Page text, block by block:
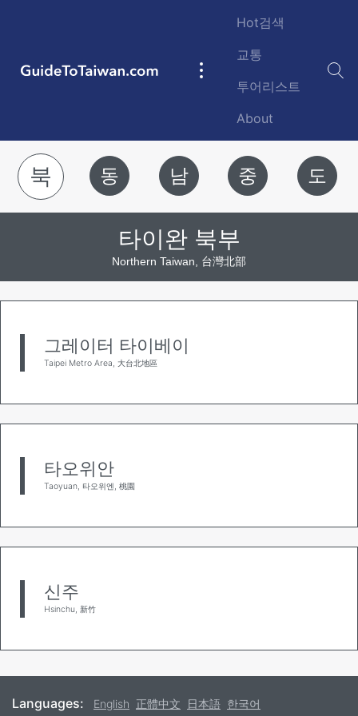
GuideToTaiwan.com
Main
Hot검색
교통
투어리스트
About
북 동 남 중 도
타이완 북부
Northern Taiwan, 台灣北部
그레이터 타이베이
Taipei Metro Area, 大台北地區
타오위안
Taoyuan, 타오위엔, 桃園
신주
Hsinchu, 新竹
Languages: English 正體中文 日本語 한국어